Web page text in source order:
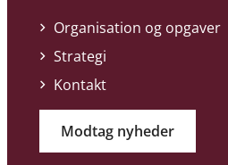
Organisation og opgaver
Strategi
Kontakt
Modtag nyheder